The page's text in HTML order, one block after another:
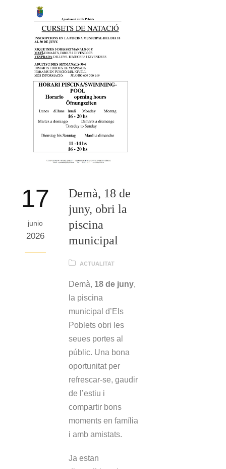
17
junio
2026
Demà, 18 de
juny, obri la
piscina
municipal
ACTUALITAT
Demà, 18 de juny,
la piscina
municipal d’Els
Poblets obri les
seues portes al
públic. Una bona
oportunitat per
refrescar-se, gaudir
de l’estiu i
compartir bons
moments en família
i amb amistats.
Ja estan